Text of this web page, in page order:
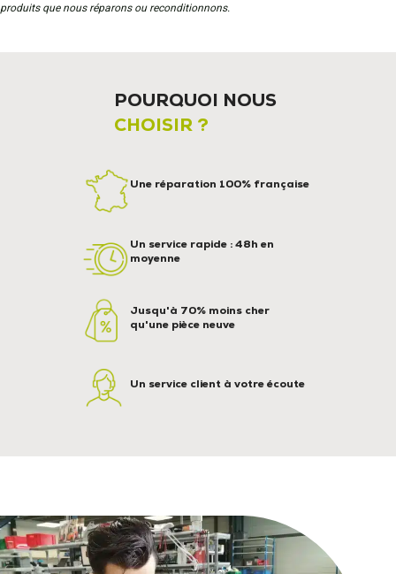
produits que nous réparons ou reconditionnons.
POURQUOI NOUS
CHOISIR ?
Une réparation 100% française
Un service rapide : 48h en
moyenne
Jusqu'à 70% moins cher
qu'une pièce neuve
Un service client à votre écoute